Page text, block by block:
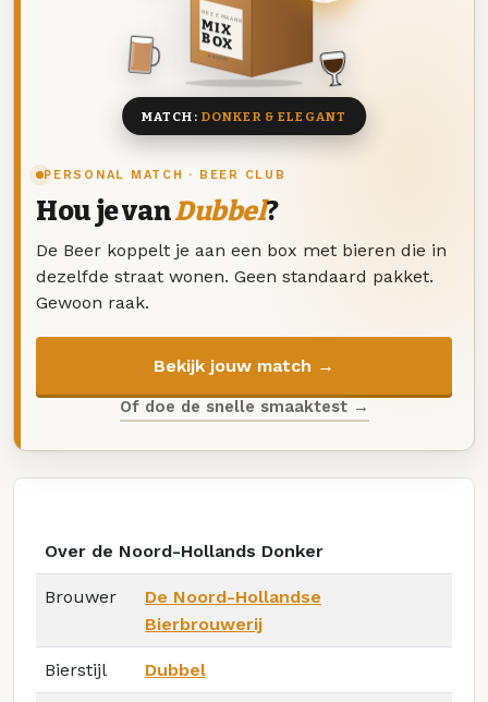
PERSONAL MATCH · BEER CLUB
Hou je vanDubbel?
De Beer koppelt je aan een box met bieren die in
dezelfde straat wonen. Geen standaard pakket.
Gewoon raak.
Bekijk jouw match →
Of doe de snelle smaaktest →
DEZE MAAND
MIX
BOX
8 BIEREN
MATCH: DONKER & ELEGANT
Over de Noord-Hollands Donker
Brouwer
De Noord-Hollandse
Bierbrouwerij
Bierstijl Dubbel